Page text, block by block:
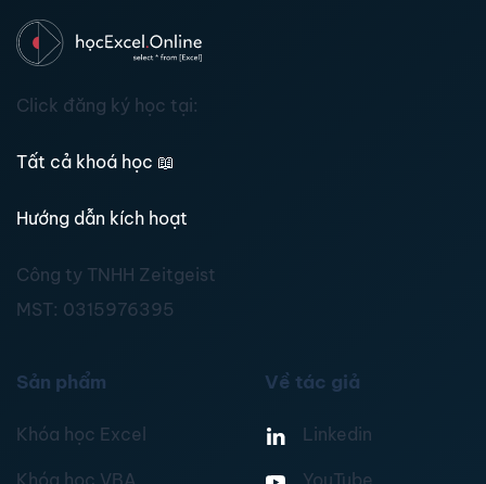
Click đăng ký học tại:
Tất cả khoá học 📖
Hướng dẫn kích hoạt
Công ty TNHH Zeitgeist
MST: 0315976395
Sản phẩm
Khóa học Excel
Về tác giả
Linkedin